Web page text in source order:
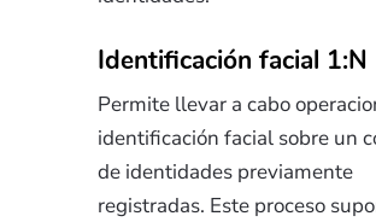
Identificación facial 1:N
Permite llevar a cabo
identificación facial sobre un
de identidades previamente
registradas. Este proceso